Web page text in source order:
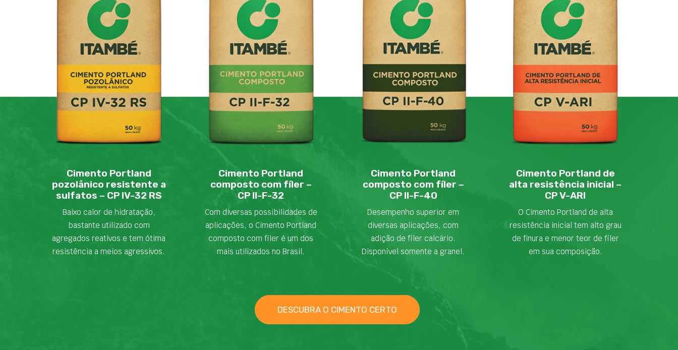
Cimento Portland
pozolânico resistente a
sulfatos – CP IV-32 RS
Baixo calor de hidratação,
bastante utilizado com
agregados reativos e tem ótima
resistência a meios agressivos.
Cimento Portland
composto com fíler –
CP II-F-32
Com diversas possibilidades de
aplicações, o Cimento Portland
composto com fíler é um dos
mais utilizados no Brasil.
Cimento Portland
composto com fíler –
CP II-F-40
Desempenho superior em
diversas aplicações, com
adição de fíler calcário.
Disponível somente a granel.
Cimento Portland de
alta resistência inicial –
CP V-ARI
O Cimento Portland de alta
resistência inicial tem alto grau
de finura e menor teor de fíler
em sua composição.
DESCUBRA O CIMENTO CERTO